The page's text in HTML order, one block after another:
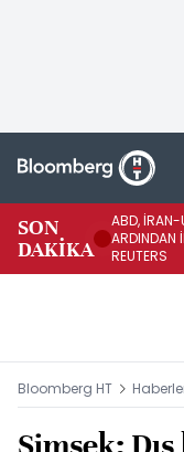
SON
DAKİKA
ABD, İRAN-
ARDINDAN
REUTERS
Bloomberg HT